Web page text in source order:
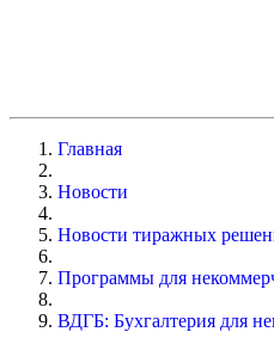
Главная
Новости
Новости тиражных
Программы для
ВДГБ: Бухгалтерия для